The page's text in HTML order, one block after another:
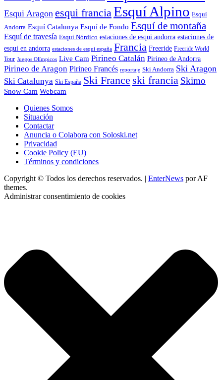
Esqui Aragon esqui francia Esquí Alpino Esquí
Andorra Esquí Catalunya Esquí de Fondo Esquí de montaña
Esquí de travesía Esquí Nórdico estaciones de esqui andorra estaciones de
esqui en andorra estaciones de esqui españa Francia Freeride Freeride World
Tour Juegos Olímpicos Live Cam Pirineo Catalán Pirineo de Andorra
Pirineo de Aragon Pirineo Francés reportaje Ski Andorra Ski Aragon
Ski Catalunya Ski España Ski France ski francia Skimo
Snow Cam Webcam
Quienes Somos
Situación
Contactar
Anuncia o Colabora con Soloski.net
Privacidad
Cookie Policy (EU)
Términos y condiciones
Copyright © Todos los derechos reservados. | EnterNews por AF
themes.
Administrar consentimiento de cookies